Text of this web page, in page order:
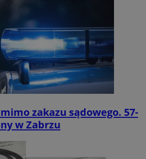
zakazu sądowego. 57-
w Zabrzu